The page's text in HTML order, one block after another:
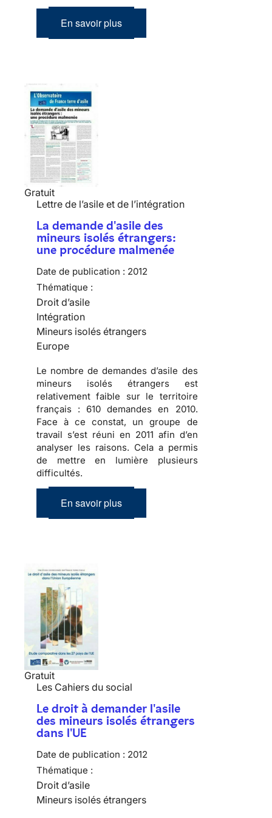
En savoir plus
Gratuit
Lettre de l’asile et de l’intégration
La demande d'asile des
mineurs isolés étrangers:
une procédure malmenée
Date de publication : 2012
Thématique :
Droit d’asile
Intégration
Mineurs isolés étrangers
Europe
Le nombre de demandes d’asile des
mineurs isolés étrangers est
relativement faible sur le territoire
français : 610 demandes en 2010.
Face à ce constat, un groupe de
travail s’est réuni en 2011 afin d’en
analyser les raisons. Cela a permis
de mettre en lumière plusieurs
difficultés.
En savoir plus
Gratuit
Les Cahiers du social
Le droit à demander l'asile
des mineurs isolés étrangers
dans l'UE
Date de publication : 2012
Thématique :
Droit d’asile
Mineurs isolés étrangers